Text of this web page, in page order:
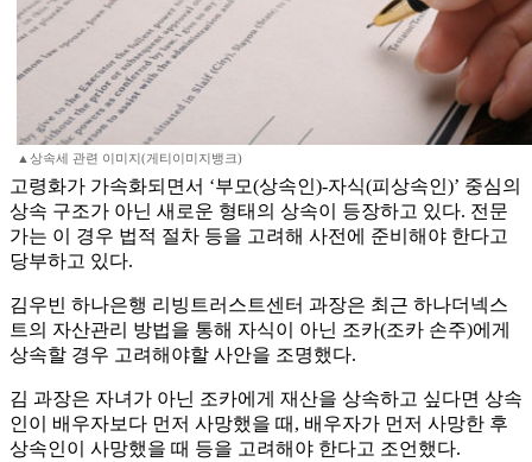
▲상속세 관련 이미지(게티이미지뱅크)
고령화가 가속화되면서 ‘부모(상속인)-자식(피상속인)’ 중심의
상속 구조가 아닌 새로운 형태의 상속이 등장하고 있다. 전문
가는 이 경우 법적 절차 등을 고려해 사전에 준비해야 한다고
당부하고 있다.
김우빈 하나은행 리빙트러스트센터 과장은 최근 하나더넥스
트의 자산관리 방법을 통해 자식이 아닌 조카(조카 손주)에게
상속할 경우 고려해야할 사안을 조명했다.
김 과장은 자녀가 아닌 조카에게 재산을 상속하고 싶다면 상속
인이 배우자보다 먼저 사망했을 때, 배우자가 먼저 사망한 후
상속인이 사망했을 때 등을 고려해야 한다고 조언했다.